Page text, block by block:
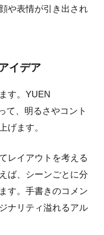
や表情が引き出され
イデア
す。YUEN
て、明るさやコント
げます。
レイアウトを考える
ば、シーンごとに分
す。手書きのコメン
ナリティ溢れるアル